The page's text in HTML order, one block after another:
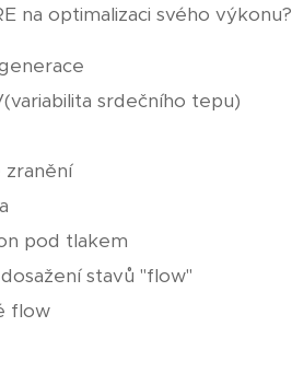
na optimalizaci svého výkonu?
srdečního tepu)
pod tlakem
stavů "flow"
flow